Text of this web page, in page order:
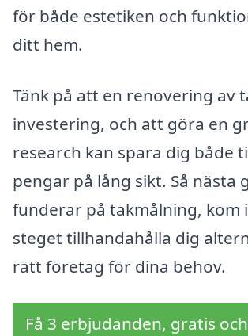
för både estetiken och
ditt hem.
Tänk på att en renovering av
investering, och att göra en
research kan spara dig både
pengar på lång sikt. Så nästa
funderar på takmålning, kom
steget tillhandahålla dig
rätt företag för dina behov.
Få 3 erbjudanden, gratis